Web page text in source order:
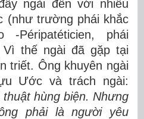
ngài đến với nhiều
(như trường phái khắc
Péripatéticien, phái
Vì thế ngài đã gặp tại
triết. Ông khuyên ngài
Ước và trách ngài:
thuật hùng biện. Nhưng
phải là người yêu